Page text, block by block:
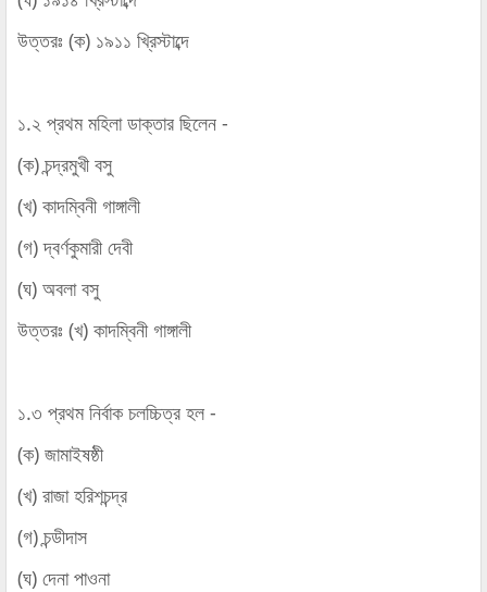
উত্তরঃ (ক) ১৯১১ খ্রিস্টাব্দে
১.২ প্রথম মহিলা ডাক্তার ছিলেন -
(ক) চন্দ্রমুখী বসু
(খ) কাদম্বিনী গাঙ্গালী
(গ) দ্বর্ণকুমারী দেবী
(ঘ) অবলা বসু
উত্তরঃ (খ) কাদম্বিনী গাঙ্গালী
১.৩ প্রথম নির্বাক চলচ্চিত্র হল -
(ক) জামাইষষ্ঠী
(খ) রাজা হরিশচন্দ্র
(গ) চন্ডীদাস
(ঘ) দেনা পাওনা